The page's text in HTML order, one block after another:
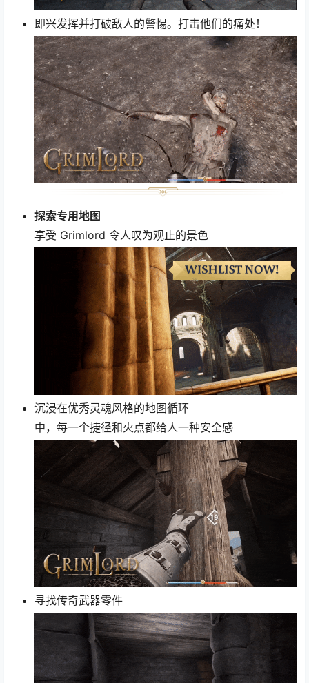
即兴发挥并打破敌人的警惕。打击他们的痛处！
探索专用地图
享受 Grimlord 令人叹为观止的景色
沉浸在优秀灵魂风格的地图循环
中，每一个捷径和火点都给人一种安全感
寻找传奇武器零件